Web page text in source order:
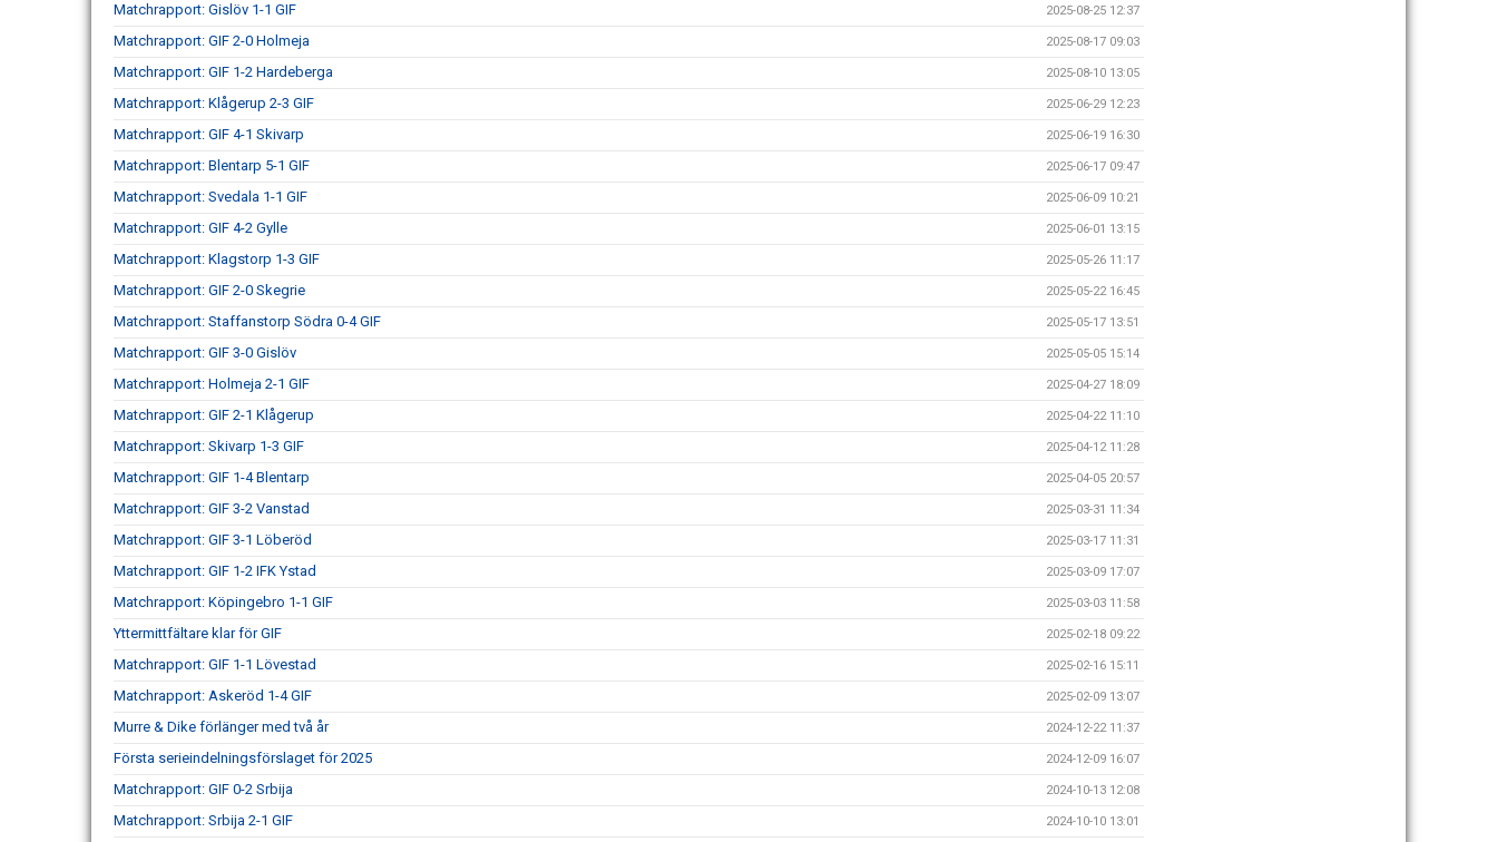
Matchrapport: Gislöv 1-1 GIF 2025-08-25 12:37
Matchrapport: GIF 2-0 Holmeja 2025-08-17 09:03
Matchrapport: GIF 1-2 Hardeberga 2025-08-10 13:05
Matchrapport: Klågerup 2-3 GIF 2025-06-29 12:23
Matchrapport: GIF 4-1 Skivarp 2025-06-19 16:30
Matchrapport: Blentarp 5-1 GIF 2025-06-17 09:47
Matchrapport: Svedala 1-1 GIF 2025-06-09 10:21
Matchrapport: GIF 4-2 Gylle 2025-06-01 13:15
Matchrapport: Klagstorp 1-3 GIF 2025-05-26 11:17
Matchrapport: GIF 2-0 Skegrie 2025-05-22 16:45
Matchrapport: Staffanstorp Södra 0-4 GIF 2025-05-17 13:51
Matchrapport: GIF 3-0 Gislöv 2025-05-05 15:14
Matchrapport: Holmeja 2-1 GIF 2025-04-27 18:09
Matchrapport: GIF 2-1 Klågerup 2025-04-22 11:10
Matchrapport: Skivarp 1-3 GIF 2025-04-12 11:28
Matchrapport: GIF 1-4 Blentarp 2025-04-05 20:57
Matchrapport: GIF 3-2 Vanstad 2025-03-31 11:34
Matchrapport: GIF 3-1 Löberöd 2025-03-17 11:31
Matchrapport: GIF 1-2 IFK Ystad 2025-03-09 17:07
Matchrapport: Köpingebro 1-1 GIF 2025-03-03 11:58
Yttermittfältare klar för GIF 2025-02-18 09:22
Matchrapport: GIF 1-1 Lövestad 2025-02-16 15:11
Matchrapport: Askeröd 1-4 GIF 2025-02-09 13:07
Murre & Dike förlänger med två år 2024-12-22 11:37
Första serieindelningsförslaget för 2025 2024-12-09 16:07
Matchrapport: GIF 0-2 Srbija 2024-10-13 12:08
Matchrapport: Srbija 2-1 GIF 2024-10-10 13:01